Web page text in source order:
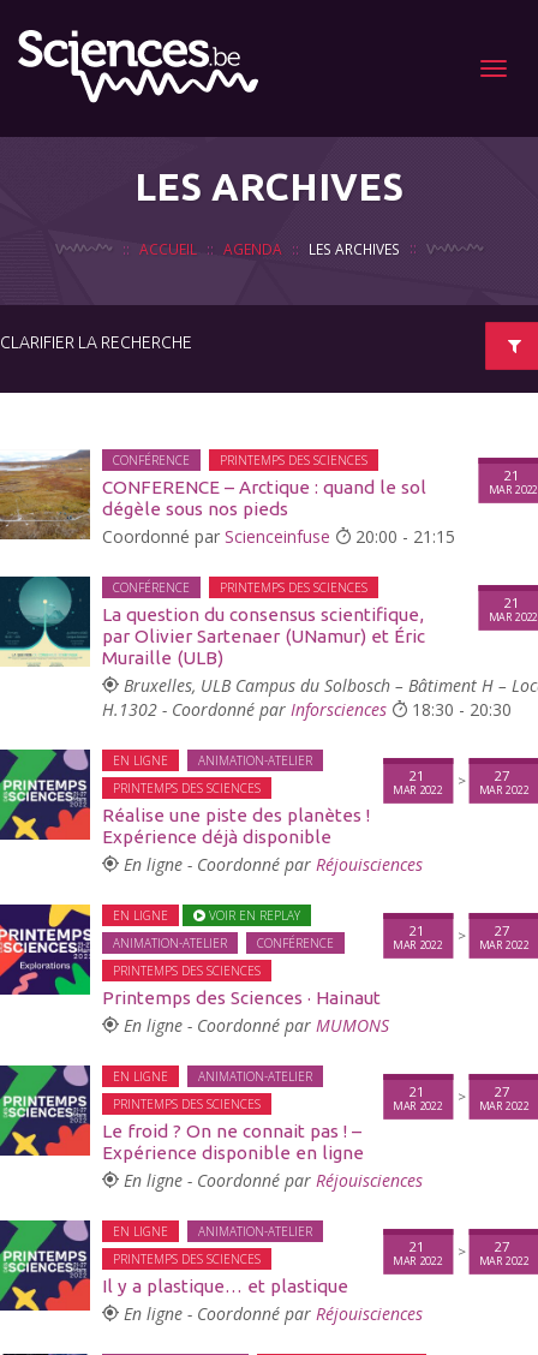
Menu
LES ARCHIVES
ACCUEIL AGENDA LES ARCHIVES
CLARIFIER LA RECHERCHE
CONFÉRENCE PRINTEMPS DES SCIENCES
CONFERENCE – Arctique : quand le sol
dégèle sous nos pieds
21
MAR 2022
Coordonné par Scienceinfuse 20:00 - 21:15
CONFÉRENCE PRINTEMPS DES SCIENCES
La question du consensus scientifique,
par Olivier Sartenaer (UNamur) et Éric
Muraille (ULB)
21
MAR 2022
Bruxelles, ULB Campus du Solbosch – Bâtiment H –
H.1302 - Coordonné par Inforsciences 18:30 - 20:30
EN LIGNE
ANIMATION-ATELIER
PRINTEMPS DES SCIENCES
Réalise une piste des planètes !
Expérience déjà disponible
21
MAR 2022
> 27
MAR 2022
En ligne - Coordonné par Réjouisciences
EN LIGNE
VOIR EN REPLAY
ANIMATION-ATELIER
CONFÉRENCE
PRINTEMPS DES SCIENCES
Printemps des Sciences · Hainaut
21
MAR 2022
> 27
MAR 2022
En ligne - Coordonné par MUMONS
EN LIGNE
ANIMATION-ATELIER
PRINTEMPS DES SCIENCES
Le froid ? On ne connait pas ! –
Expérience disponible en ligne
21
MAR 2022
> 27
MAR 2022
En ligne - Coordonné par Réjouisciences
EN LIGNE
ANIMATION-ATELIER
PRINTEMPS DES SCIENCES
Il y a plastique… et plastique
21
MAR 2022
> 27
MAR 2022
En ligne - Coordonné par Réjouisciences